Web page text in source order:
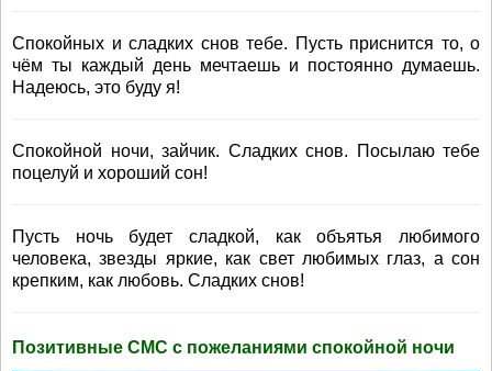
Спокойных и сладких снов тебе. Пусть приснится то, о
чём ты каждый день мечтаешь и постоянно думаешь.
Надеюсь, это буду я!
Спокойной ночи, зайчик. Сладких снов. Посылаю тебе
поцелуй и хороший сон!
Пусть ночь будет сладкой, как объятья любимого
человека, звезды яркие, как свет любимых глаз, а сон
крепким, как любовь. Сладких снов!
Позитивные СМС с пожеланиями спокойной ночи